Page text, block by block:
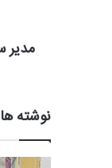
مدیر
نوشته